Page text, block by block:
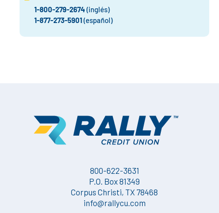
1-800-279-2674 (inglés)
1-877-273-5901 (español)
800-622-3631
P.O. Box 81349
Corpus Christi, TX 78468
info@rallycu.com